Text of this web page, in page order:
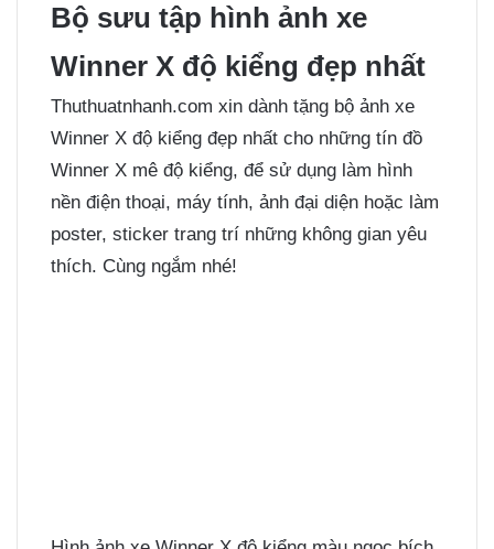
Bộ sưu tập hình ảnh xe
Winner X độ kiểng đẹp nhất
Thuthuatnhanh.com xin dành tặng bộ ảnh xe
Winner X độ kiểng đẹp nhất cho những tín đồ
Winner X mê độ kiểng, để sử dụng làm hình
nền điện thoại, máy tính, ảnh đại diện hoặc làm
poster, sticker trang trí những không gian yêu
thích. Cùng ngắm nhé!